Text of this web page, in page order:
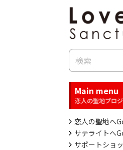
Main menu
恋人の聖地へ
サテライトへ
サポートショ